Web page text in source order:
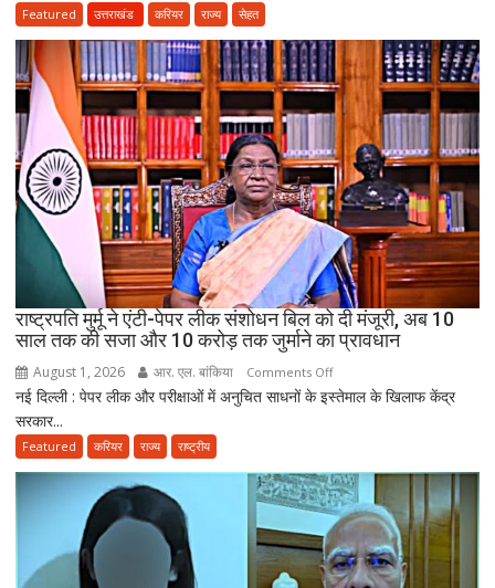
साल
सरकारी
सेवा
जरूरी!
फिर
ही
कर
सकेंगे
PG,
उत्तराखंड
स्वास्थ्य
विभाग
ने
तैयार
की
Featured उत्तराखंड करियर राज्य सेहत
राष्ट्रपति मुर्मू ने एंटी-पेपर लीक संशोधन बिल को दी मंजूरी, अब 10
साल तक की सजा और 10 करोड़ तक जुर्माने का प्रावधान
August 1, 2026 आर. एल. बांकिया Comments Offon
राष्ट्रपति
एंटी-
पेपर
लीक
संशोधन
बिल
नई दिल्ली : पेपर लीक और परीक्षाओं में अनुचित साधनों के इस्तेमाल के खिलाफ केंद्र
सरकार...
Featured करियर राज्य राष्ट्रीय